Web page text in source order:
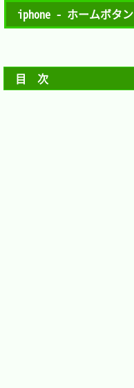
iphone - ホームボタン
目　次